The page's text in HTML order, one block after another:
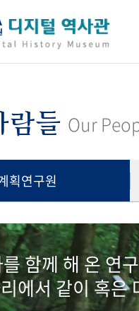
람들 Our
획연구원
함께 해 온 연
에서 같이 혹은